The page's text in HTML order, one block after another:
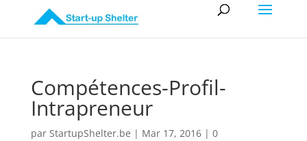
Compétences-Profil-
Intrapreneur
par StartupShelter.be | Mar 17, 2016| 0